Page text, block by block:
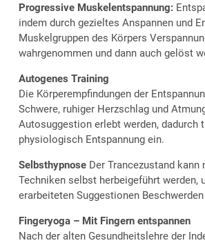
Progressive Muskelentspannung:
indem durch gezieltes Anspannen und
Muskelgruppen des Körpers
wahrgenommen und dann auch gelöst
Autogenes Training
Die Körperempfindungen der
Schwere, ruhiger Herzschlag und
Autosuggestion erlebt werden, dadurch
physiologisch Entspannung ein.
Selbsthypnose Der Trancezustand
Techniken selbst herbeigeführt werden,
erarbeiteten Suggestionen
Fingeryoga – Mit Fingern entspannen
Nach der alten Gesundheitslehre der